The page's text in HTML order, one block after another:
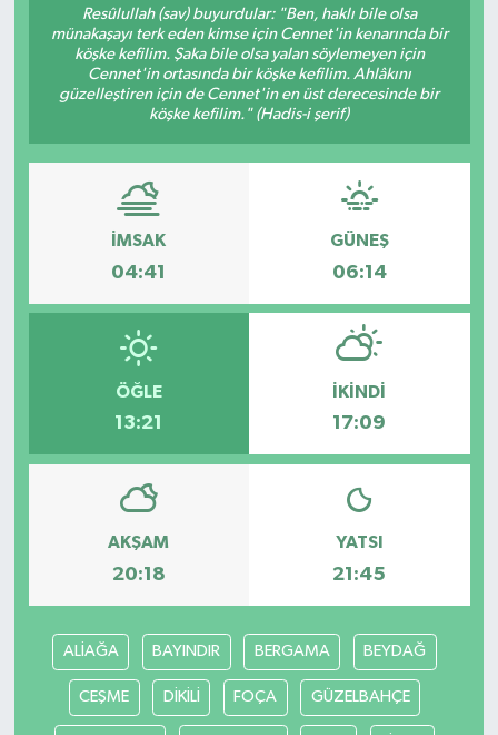
Resûlullah (sav) buyurdular: "Ben, haklı bile olsa
münakaşayı terk eden kimse için Cennet'in kenarında bir
köşke kefilim. Şaka bile olsa yalan söylemeyen için
Cennet'in ortasında bir köşke kefilim. Ahlâkını
güzelleştiren için de Cennet'in en üst derecesinde bir
köşke kefilim." (Hadis-i şerif)
İMSAK
04:41
GÜNEŞ
06:14
ÖĞLE
13:21
İKINDI
17:09
AKŞAM
20:18
YATSI
21:45
ALİAĞA BAYINDIR BERGAMA BEYDAĞ
CEŞME DİKİLİ FOÇA GÜZELBAHÇE
Dünya
Magazin
Gündem
Kültür & Sanat
Teknoloji